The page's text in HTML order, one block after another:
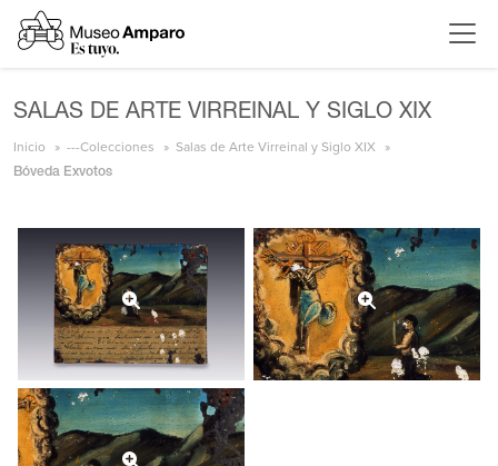
SALAS DE ARTE VIRREINAL Y SIGLO XIX
Inicio ---Colecciones Salas de Arte Virreinal y Siglo XIX
Bóveda Exvotos